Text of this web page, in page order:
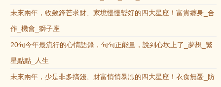
未來兩年，收斂鋒芒求財、家境慢慢變好的四大星座！富貴纏身_合
作_機會_獅子座
20句今年最流行的心情語錄，句句正能量，說到心坎上了_夢想_繁
星點點_人生
未來兩年，少是非多搞錢、財富悄悄暴漲的四大星座！衣食無憂_防